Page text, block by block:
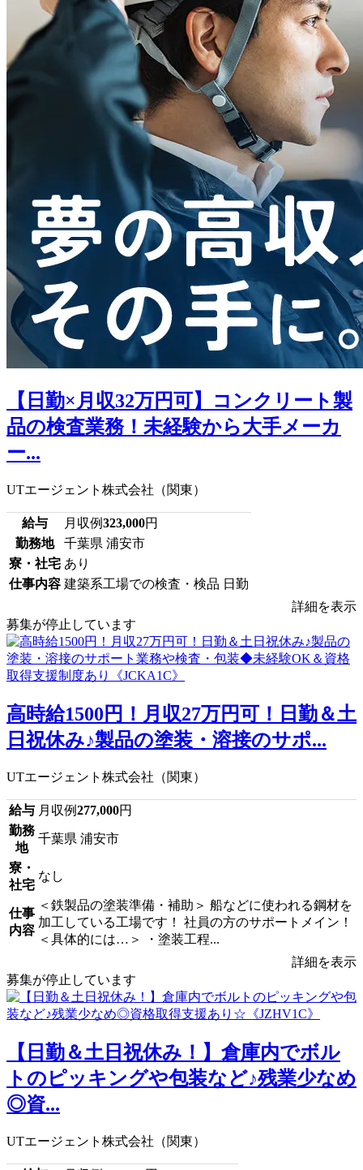
【日勤×月収32万円可】コンクリート製
品の検査業務！未経験から大手メーカ
ー...
UTエージェント株式会社（関東）
給与 月収例323,000円
勤務地
千葉県 浦安市
寮・社宅 あり
仕事内容 建築系工場での検査・検品 日勤
詳細を表示
募集が停止しています
高時給1500円！月収27万円可！日勤＆土
日祝休み♪製品の塗装・溶接のサポ...
UTエージェント株式会社（関東）
給与 月収例277,000円
勤務
地
千葉県 浦安市
寮・
社宅
なし
仕事
内容
＜鉄製品の塗装準備・補助＞ 船などに使われる鋼材を
加工している工場です！ 社員の方のサポートメイン！
＜具体的には…＞ ・塗装工程...
詳細を表示
募集が停止しています
【日勤＆土日祝休み！】倉庫内でボル
トのピッキングや包装など♪残業少なめ
◎資...
UTエージェント株式会社（関東）